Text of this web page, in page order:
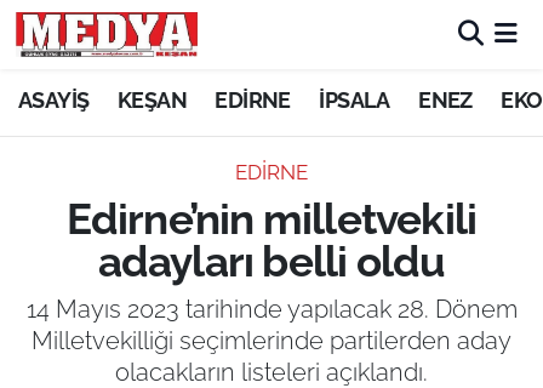
ASAYİŞ KEŞAN EDİRNE İPSALA ENEZ
EDİRNE
Edirne’nin milletvekili
adayları belli oldu
14 Mayıs 2023 tarihinde yapılacak 28. Dönem
Milletvekilliği seçimlerinde partilerden aday
olacakların listeleri açıklandı.
KEŞAN
ASAYİŞ
SİYASET
GÜNDEM